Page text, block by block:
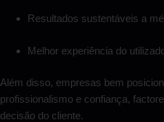
Resultados sustentáveis a
Melhor experiência do
Além disso, empresas bem
profissionalismo e confiança,
decisão do cliente.